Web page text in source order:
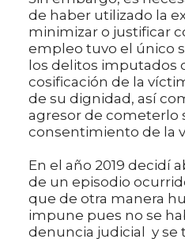
de haber utilizado la
minimizar o justificar
empleo tuvo el único
los delitos imputados
cosificación de la
de su dignidad, así
agresor de cometerlo
consentimiento de la
En el año 2019 decidí
de un episodio
que de otra manera
impune pues no se
denuncia judicial y se